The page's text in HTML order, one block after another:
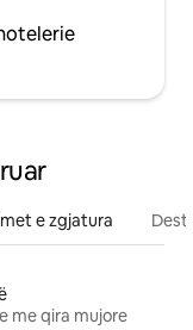
e zgjatura
me qira mujore